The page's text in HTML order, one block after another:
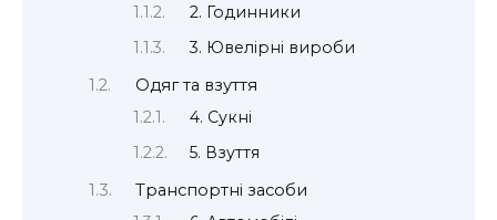
2. Годинники
3. Ювелірні вироби
Одяг та взуття
4. Сукні
5. Взуття
Транспортні засоби